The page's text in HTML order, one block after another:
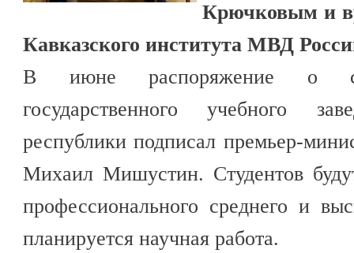
Крючковым и
Кавказского института МВД
В июне распоряжение о
государственного учебного
республики подписал премьер-
Михаил Мишустин. Студентов
профессионального среднего и
планируется научная работа.